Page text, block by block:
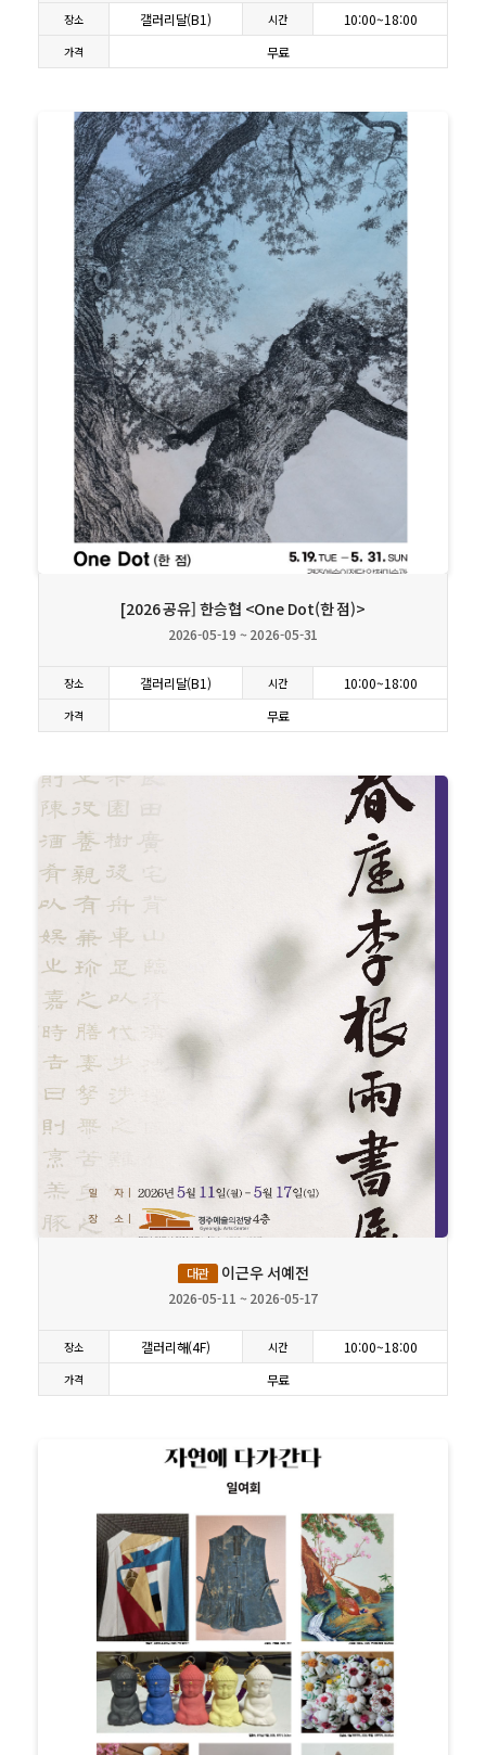
장소 갤러리달(B1) 시간 10:00~18:00
가격 무료
상세보기
[2026 공유] 한승협 <One Dot(한 점)>
2026-05-19 ~ 2026-05-31
장소 갤러리달(B1) 시간 10:00~18:00
가격 무료
상세보기
대관 이근우 서예전
2026-05-11 ~ 2026-05-17
장소 갤러리해(4F) 시간 10:00~18:00
가격 무료